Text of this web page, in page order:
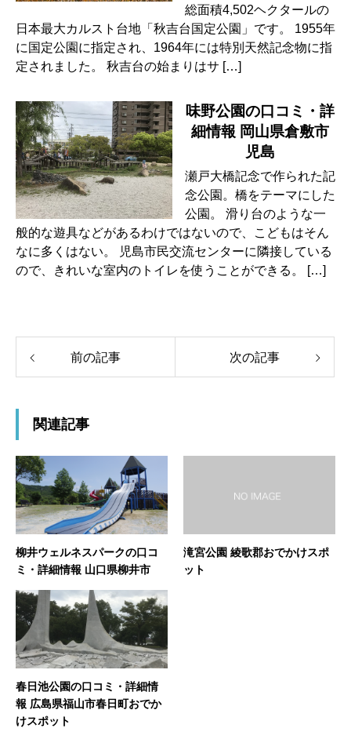
総面積4,502ヘクタールの
日本最大カルスト台地「秋吉台国定公園」です。 1955年
に国定公園に指定され、1964年には特別天然記念物に指
定されました。 秋吉台の始まりはサ […]
味野公園の口コミ・詳
細情報 岡山県倉敷市
児島
瀬戸大橋記念で作られた記
念公園。橋をテーマにした
公園。 滑り台のような一
般的な遊具などがあるわけではないので、こどもはそん
なに多くはない。 児島市民交流センターに隣接している
ので、きれいな室内のトイレを使うことができる。 […]
前の記事 次の記事
関連記事
柳井ウェルネスパークの口コ
ミ・詳細情報 山口県柳井市
滝宮公園 綾歌郡おでかけスポ
ット
春日池公園の口コミ・詳細情
報 広島県福山市春日町おでか
けスポット